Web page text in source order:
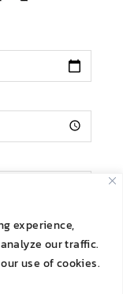
experience,
our traffic.
use of cookies.